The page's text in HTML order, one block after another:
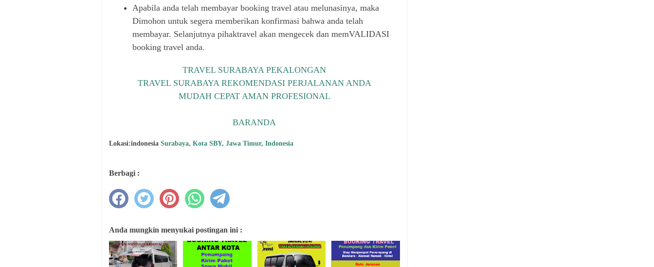
Apabila anda telah membayar booking travel atau melunasinya, maka
Dimohon untuk segera memberikan konfirmasi bahwa anda telah
membayar. Selanjutnya pihaktravel akan mengecek dan memVALIDASI
booking travel anda.
TRAVEL SURABAYA PEKALONGAN
TRAVEL SURABAYA REKOMENDASI PERJALANAN ANDA
MUDAH CEPAT AMAN PROFESIONAL
BARANDA
Lokasi:indonesia Surabaya, Kota SBY, Jawa Timur, Indonesia
Berbagi :
Anda mungkin menyukai postingan ini :